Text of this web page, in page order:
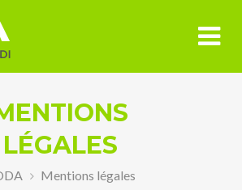
LÉGALES
Mentions légales